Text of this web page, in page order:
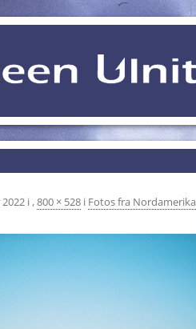
i ,800 × 528 i Fotos fra Nordamerika